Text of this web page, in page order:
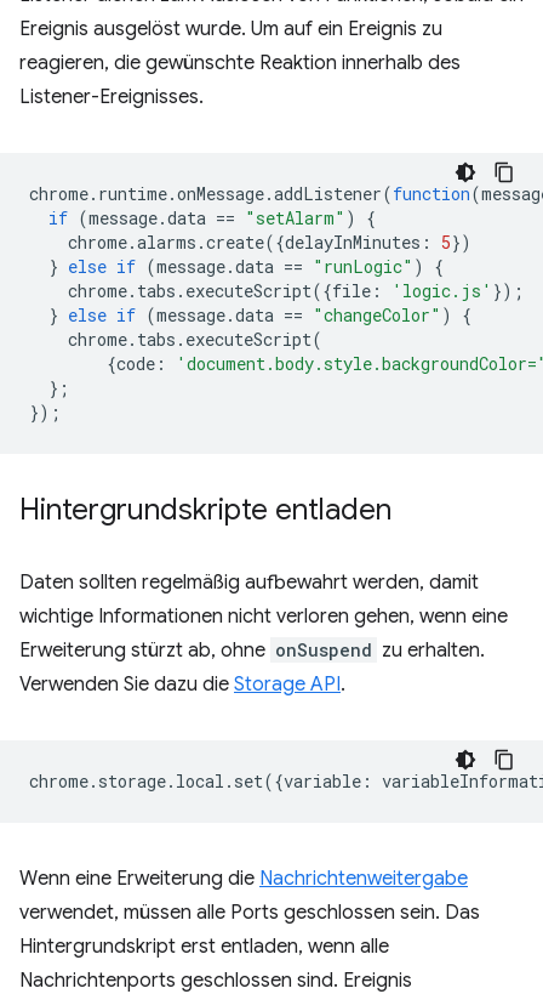
Ereignis ausgelöst wurde. Um auf ein Ereignis zu
reagieren, die gewünschte Reaktion innerhalb des
Listener-Ereignisses.
chrome. runtime.onMessage.addListener(function(
if (message.data == "setAlarm" )
{
chrome.alarms .create({delayInMinutes : 5})
} else if (message.data == "runLogic" )
{
chrome. tabs . executeScript({file : 'logic.js' });
} else if (message.data == "changeColor" )
{
chrome. tabs . executeScript(
{code :
};
});
Hintergrundskripte entladen
Daten sollten regelmäßig aufbewahrt werden, damit
wichtige Informationen nicht verloren gehen, wenn eine
Erweiterung stürzt ab, ohne onSuspend zu erhalten.
Verwenden Sie dazu die Storage API.
chrome. storage. local . set({variable :
Wenn eine Erweiterung die Nachrichtenweitergabe
verwendet, müssen alle Ports geschlossen sein. Das
Hintergrundskript erst entladen, wenn alle
Nachrichtenports geschlossen sind. Ereignis